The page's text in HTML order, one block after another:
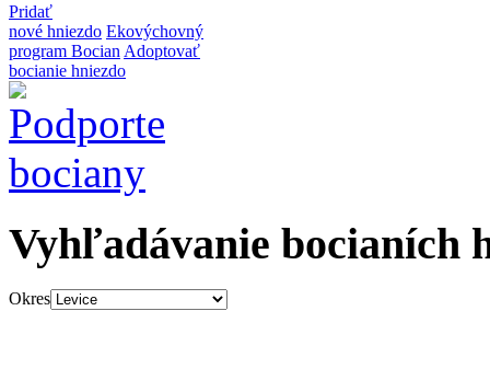
Pridať
nové hniezdo Ekovýchovný
program Bocian Adoptovať
bocianie hniezdo
Vyhľadávanie bocianích
Okres